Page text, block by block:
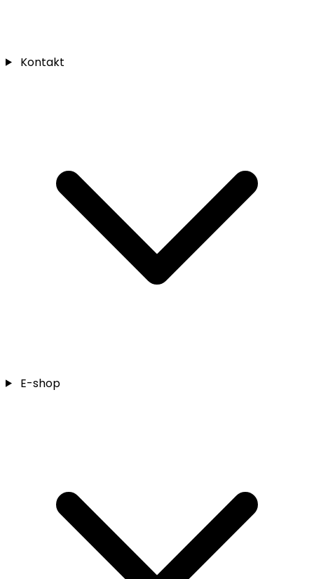
Kontakt
E-shop